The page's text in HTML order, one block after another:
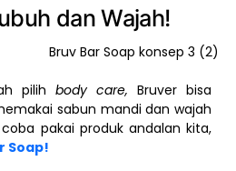
dan Wajah!
pilih body care, Bruver bisa
sabun mandi dan wajah
pakai produk andalan kita,
Soap!